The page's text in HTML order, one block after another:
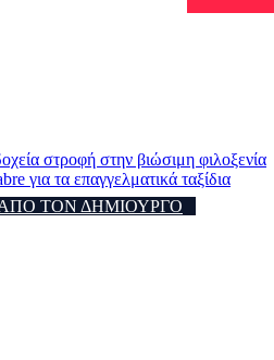
στροφή στην βιώσιμη φιλοξενία
για τα επαγγελματικά ταξίδια
ΤΟΝ ΔΗΜΙΟΥΡΓΟ